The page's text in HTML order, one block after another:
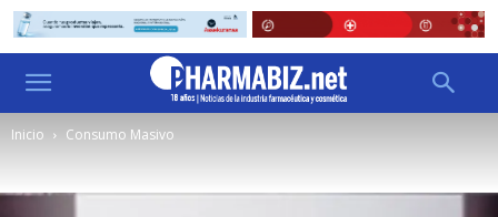
Inicio Consumo Masivo